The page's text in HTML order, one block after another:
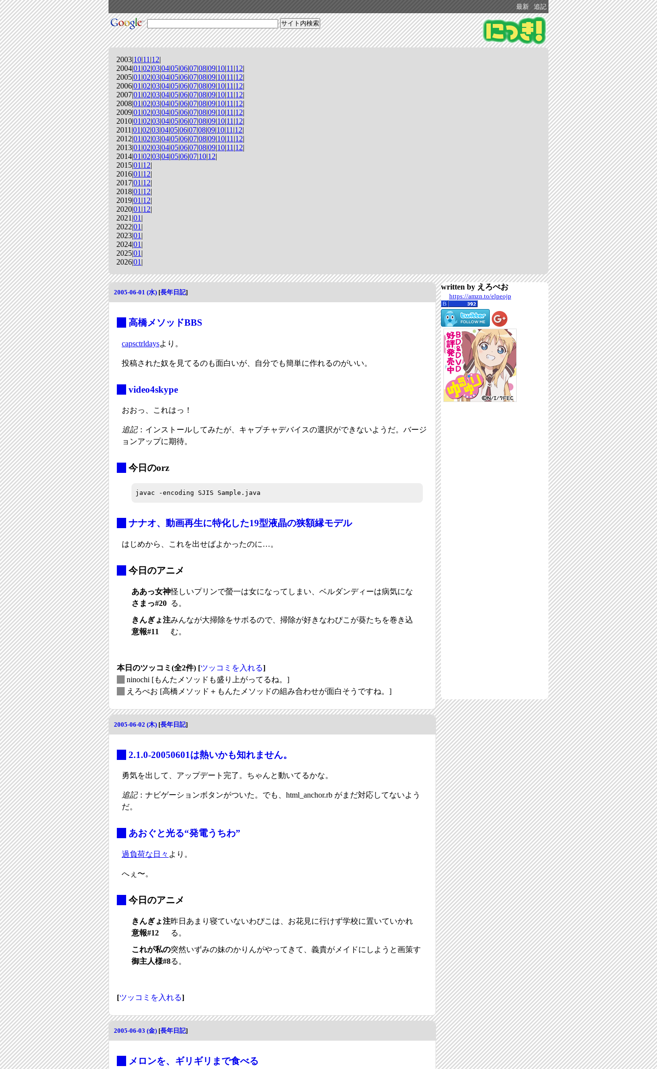
最新 追記
2003|10|11 |12|
2004|01 |02|03|04|05|06|07|08|09|10|11 |12|
2005|01 |02|03|04|05|06|07|08|09|10|11 |12|
2006|01 |02|03|04|05|06|07|08|09|10|11 |12|
2007|01 |02|03|04|05|06|07|08|09|10|11 |12|
2008|01 |02|03|04|05|06|07|08|09|10|11 |12|
2009|01 |02|03|04|05|06|07|08|09|10|11 |12|
2010|01 |02|03|04|05|06|07|08|09|10|11 |12|
2011|01 |02|03|04|05|06|07|08|09|10|11 |12|
2012|01 |02|03|04|05|06|07|08|09|10|11 |12|
2013|01 |02|03|04|05|06|07|08|09|10|11 |12|
2014|01 |02|03|04|05|06|07|10|12|
2015|01 |12|
2016|01 |12|
2017|01 |12|
2018|01 |12|
2019|01 |12|
2020|01 |12|
2021|01 |
2022|01 |
2023|01 |
2024|01 |
2025|01 |
2026|01 |
2005-06-01 (水) [長年日記]
高橋メソッドBBS
capsctrldaysより。
投稿された奴を見てるのも面白いが、自分でも簡単に作れるのがいい。
video4skype
おおっ、これはっ！
追記：インストールしてみたが、キャプチャデバイスの選択ができないようだ。バージ
ョンアップに期待。
今日のorz
javac -encoding SJIS Sample.java
ナナオ、動画再生に特化した19型液晶の狭額縁モデル
はじめから、これを出せばよかったのに…。
今日のアニメ
ああっ女神
さまっ#20
怪しいプリンで螢一は女になってしまい、ベルダンディーは病気にな
る。
きんぎょ注
意報#11
みんなが大掃除をサボるので、掃除が好きなわぴこが葵たちを巻き込
む。
本日のツッコミ(全2件) [ツッコミを入れる]
ninochi [もんたメソッドも盛り上がってるね。]
えろぺお [高橋メソッド＋もんたメソッドの組み合わせが面白そうですね。]
2005-06-02 (木) [長年日記]
2.1.0-20050601は熱いかも知れません。
勇気を出して、アップデート完了。ちゃんと動いてるかな。
追記：ナビゲーションボタンがついた。でも、html_anchor.rb がまだ対応してないよう
だ。
あおぐと光る“発電うちわ”
過負荷な日々 より。
へぇ〜。
今日のアニメ
きんぎょ注
意報#12
昨日あまり寝ていないわぴこは、お花見に行けず学校に置いていかれ
る。
これが私の
御主人様#8
突然いずみの妹のかりんがやってきて、義貴がメイドにしようと画策す
る。
[ツッコミを入れる]
2005-06-03 (金) [長年日記]
メロンを、ギリギリまで食べる
written by えろぺお
https://amzn.to/elpeojp